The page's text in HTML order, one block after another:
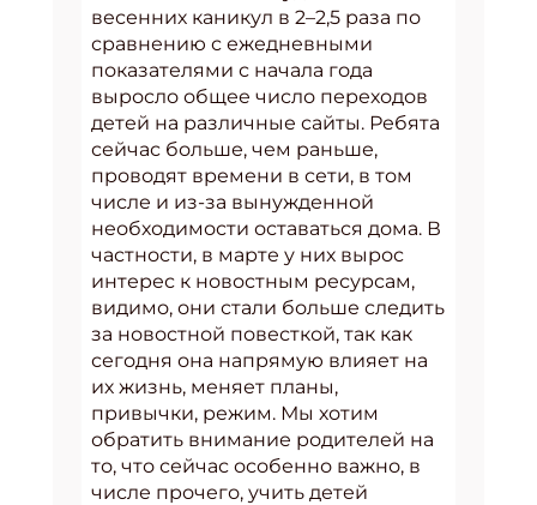
весенних каникул в 2–2,5 раза по
сравнению с ежедневными
показателями с начала года
выросло общее число переходов
детей на различные сайты. Ребята
сейчас больше, чем раньше,
проводят времени в сети, в том
числе и из-за вынужденной
необходимости оставаться дома. В
частности, в марте у них вырос
интерес к новостным ресурсам,
видимо, они стали больше следить
за новостной повесткой, так как
сегодня она напрямую влияет на
их жизнь, меняет планы,
привычки, режим. Мы хотим
обратить внимание родителей на
то, что сейчас особенно важно, в
числе прочего, учить детей